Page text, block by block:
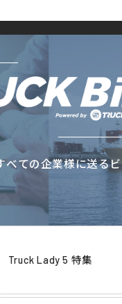
べての企業様に送る
Truck Lady 5 特集